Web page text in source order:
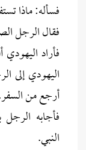
فسأله: ماذا
فقال الرجل
فأراد
اليهودي إلى
أرجع من
فأجابه
النبي.